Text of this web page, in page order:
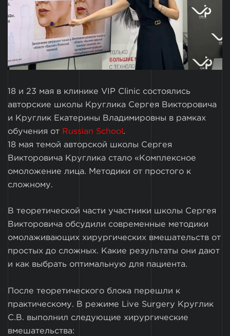
18 и 23 мая в клинике VIP Clinic состоялись
авторские школы Круглика Сергея Викторовича
и Круглик Екатерины Владимировны в рамках
обучения от Russian School .
18 мая темой авторской школы Сергея
Викторовича Круглика стало «Комплексное
омоложение лица. Методики от простого к
сложному.
В теоретической части участники школы Сергея
Викторовича обсудили современные методики
омолаживающих хирургических вмешательств от
простых до сложных. Какие результаты они дают
и как выбрать оптимальную для пациента.
После теоретического блока перешли к
практическому. В режиме Live Surgery Круглик
С.В. выполнил следующие хирургические
вмешательства: